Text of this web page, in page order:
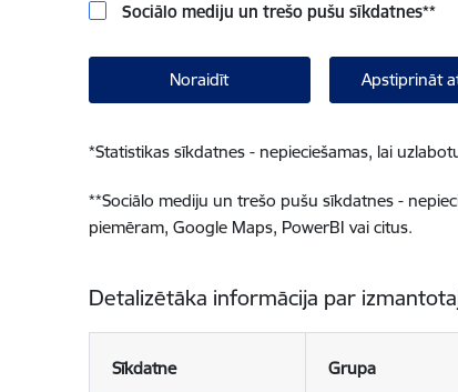
Sociālo mediju un trešo pušu sīkdatnes**
Noraidīt Apstiprināt
*Statistikas sīkdatnes - nepieciešamas, lai
**Sociālo mediju un trešo pušu sīkdatnes -
piemēram, Google Maps, PowerBI vai citus.
Detalizētāka informācija par
Sīkdatne Grupa